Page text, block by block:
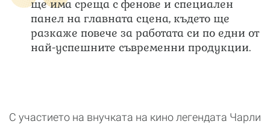
ще има среща с фенове и специален
панел на главната сцена, където ще
разкаже повече за работата си по едни от
най-успешните съвременни продукции.
С участието на внучката на кино легендата Чарли